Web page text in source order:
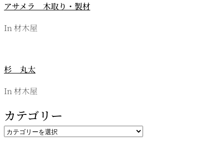
アサメラ 木取り・製材
In 材木屋
杉 丸太
In 材木屋
カテゴリー
カ